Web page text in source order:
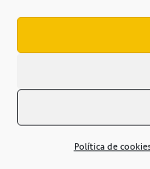
Política de
Casa del
POLÍTICA DE
AVISO